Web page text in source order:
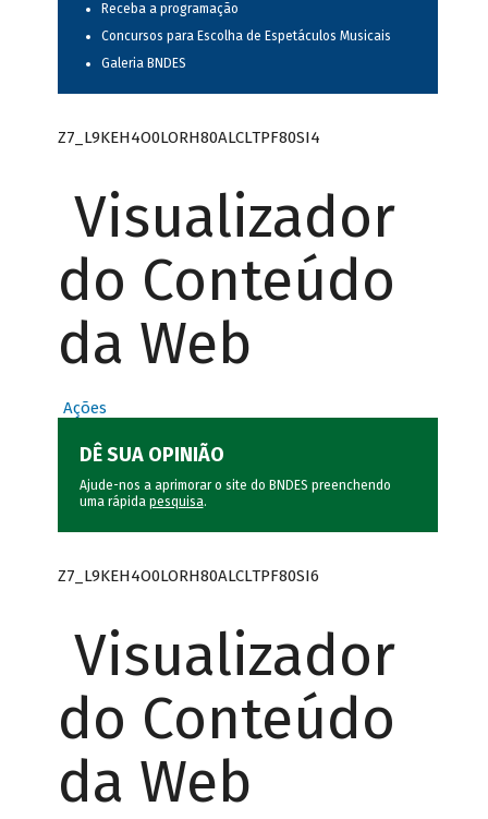
Receba a programação
Concursos para Escolha de Espetáculos Musicais
Galeria BNDES
Z7_L9KEH4O0LORH80ALCLTPF80SI4
Visualizador
do Conteúdo
da Web
Ações
DÊ SUA OPINIÃO
Ajude-nos a aprimorar o site do BNDES preenchendo
uma rápida pesquisa.
Z7_L9KEH4O0LORH80ALCLTPF80SI6
Visualizador
do Conteúdo
da Web